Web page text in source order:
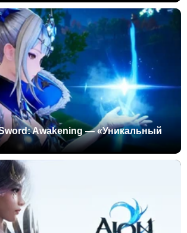
Awakening — «Уникальный